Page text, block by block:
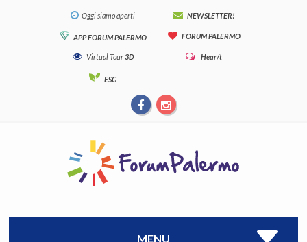
Oggi siamo aperti NEWSLETTER!
APP FORUM PALERMO FORUM PALERMO
Virtual Tour3D Hear/t
ESG
MENU